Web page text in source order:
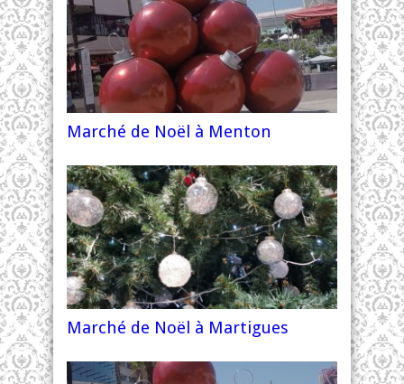
Marché de Noël à Menton
Marché de Noël à Martigues